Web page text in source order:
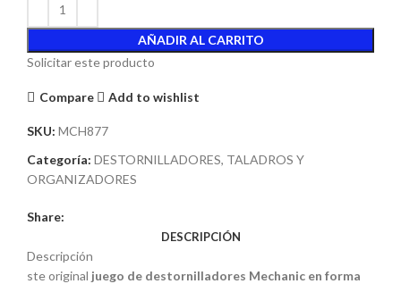
AÑADIR AL CARRITO
Solicitar este producto
Compare Add to wishlist
SKU: MCH877
Categoría: DESTORNILLADORES, TALADROS Y
ORGANIZADORES
Share:
DESCRIPCIÓN
Descripción
ste original juego de destornilladores Mechanic en forma